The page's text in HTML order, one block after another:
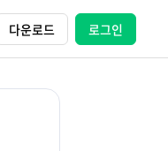
다운로드 로그인